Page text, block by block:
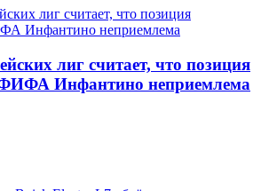
лиг считает, что позиция
ФИФА Инфантино неприемлема